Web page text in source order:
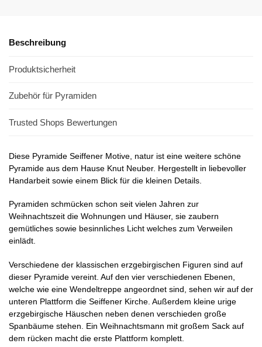
Beschreibung
Produktsicherheit
Zubehör für Pyramiden
Trusted Shops Bewertungen
Diese Pyramide Seiffener Motive, natur ist eine weitere schöne
Pyramide aus dem Hause Knut Neuber. Hergestellt in liebevoller
Handarbeit sowie einem Blick für die kleinen Details.
Pyramiden schmücken schon seit vielen Jahren zur
Weihnachtszeit die Wohnungen und Häuser, sie zaubern
gemütliches sowie besinnliches Licht welches zum Verweilen
einlädt.
Verschiedene der klassischen erzgebirgischen Figuren sind auf
dieser Pyramide vereint. Auf den vier verschiedenen Ebenen,
welche wie eine Wendeltreppe angeordnet sind, sehen wir auf der
unteren Plattform die Seiffener Kirche. Außerdem kleine urige
erzgebirgische Häuschen neben denen verschieden große
Spanbäume stehen. Ein Weihnachtsmann mit großem Sack auf
dem rücken macht die erste Plattform komplett.